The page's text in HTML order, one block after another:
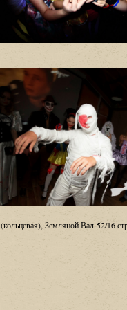
(кольцевая), Земляной Вал 52/16